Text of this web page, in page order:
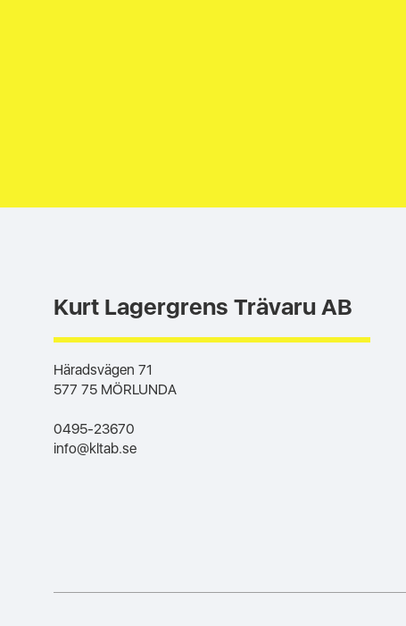
Kurt Lagergrens Trävaru AB
Häradsvägen 71
577 75 MÖRLUNDA
0495-23670
info@kltab.se